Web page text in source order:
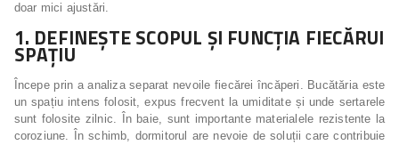
doar mici ajustări.
1. DEFINEȘTE SCOPUL ȘI FUNCȚIA FIECĂRUI
SPAȚIU
Începe prin a analiza separat nevoile fiecărei încăperi. Bucătăria este
un spațiu intens folosit, expus frecvent la umiditate și unde sertarele
sunt folosite zilnic. În baie, sunt importante materialele rezistente la
coroziune. În schimb, dormitorul are nevoie de soluții care contribuie